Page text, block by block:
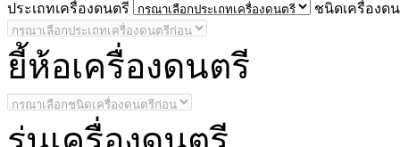
ประเถทเครื่องดนตรี ชนิดเครื่องด
ยี้ห้อเครื่องดนตรี